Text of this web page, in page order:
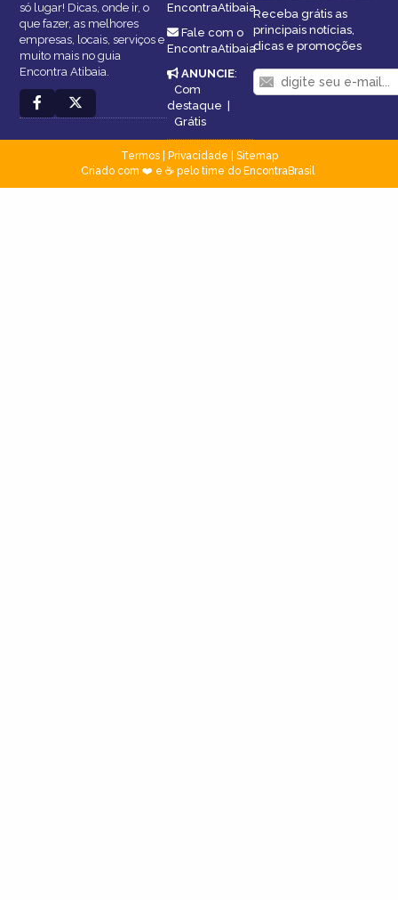
só lugar! Dicas, onde ir, o
que fazer, as melhores
empresas, locais, serviços e
muito mais no guia
Encontra Atibaia.
EncontraAtibaia
Fale com o
EncontraAtibaia
ANUNCIE:
Com
destaque
Grátis
Receba grátis as
principais notícias,
dicas e promoções
Termos| Privacidade
Sitemap
Criado com ❤️ e ☕ pelo time do EncontraBrasil